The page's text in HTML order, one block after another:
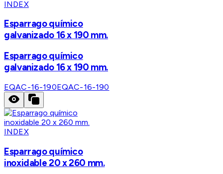
INDEX
Esparrago químico
galvanizado 16 x 190 mm.
Esparrago químico
galvanizado 16 x 190 mm.
EQAC-16-190EQAC-16-190
INDEX
Esparrago químico
inoxidable 20 x 260 mm.